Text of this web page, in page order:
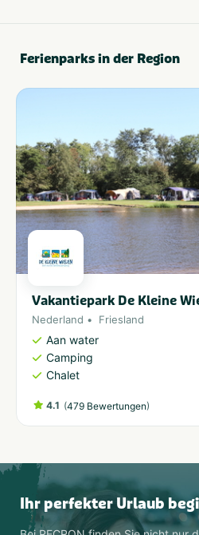
Ferienparks in der Region
Vakantiepark De Kleine
Nederland Friesland
Aan water
Camping
Chalet
4.1 (479 Bewertungen)
Ihr perfekter Urlaub